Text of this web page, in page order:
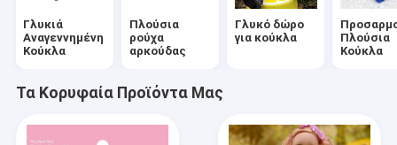
Γλυκιά
Αναγεννημένη
Κούκλα
Πλούσια
ρούχα
αρκούδας
Γλυκό δώρο
για κούκλα
Πλούσια
Κούκλα
Τα Κορυφαία Προϊόντα Μας